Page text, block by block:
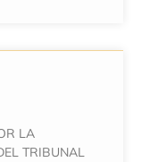
LA
TRIBUNAL